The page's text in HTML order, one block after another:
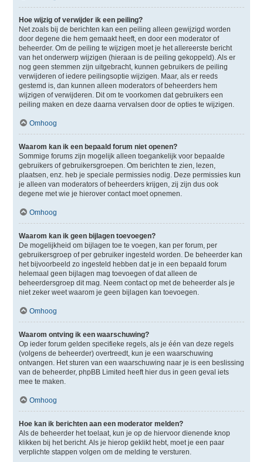
Hoe wijzig of verwijder ik een peiling?
Net zoals bij de berichten kan een peiling alleen gewijzigd worden
door degene die hem gemaakt heeft, en door een moderator of
beheerder. Om de peiling te wijzigen moet je het allereerste bericht
van het onderwerp wijzigen (hieraan is de peiling gekoppeld). Als er
nog geen stemmen zijn uitgebracht, kunnen gebruikers de peiling
verwijderen of iedere peilingsoptie wijzigen. Maar, als er reeds
gestemd is, dan kunnen alleen moderators of beheerders hem
wijzigen of verwijderen. Dit om te voorkomen dat gebruikers een
peiling maken en deze daarna vervalsen door de opties te wijzigen.
Omhoog
Waarom kan ik een bepaald forum niet openen?
Sommige forums zijn mogelijk alleen toegankelijk voor bepaalde
gebruikers of gebruikersgroepen. Om berichten te zien, lezen,
plaatsen, enz. heb je speciale permissies nodig. Deze permissies kun
je alleen van moderators of beheerders krijgen, zij zijn dus ook
degene met wie je hierover contact moet opnemen.
Omhoog
Waarom kan ik geen bijlagen toevoegen?
De mogelijkheid om bijlagen toe te voegen, kan per forum, per
gebruikersgroep of per gebruiker ingesteld worden. De beheerder kan
het bijvoorbeeld zo ingesteld hebben dat je in een bepaald forum
helemaal geen bijlagen mag toevoegen of dat alleen de
beheerdersgroep dit mag. Neem contact op met de beheerder als je
niet zeker weet waarom je geen bijlagen kan toevoegen.
Omhoog
Waarom ontving ik een waarschuwing?
Op ieder forum gelden specifieke regels, als je één van deze regels
(volgens de beheerder) overtreedt, kun je een waarschuwing
ontvangen. Het sturen van een waarschuwing naar je is een beslissing
van de beheerder, phpBB Limited heeft hier dus in geen geval iets
mee te maken.
Omhoog
Hoe kan ik berichten aan een moderator melden?
Als de beheerder het toelaat, kun je op de hiervoor dienende knop
klikken bij het bericht. Als je hierop geklikt hebt, moet je een paar
verplichte stappen volgen om de melding te versturen.